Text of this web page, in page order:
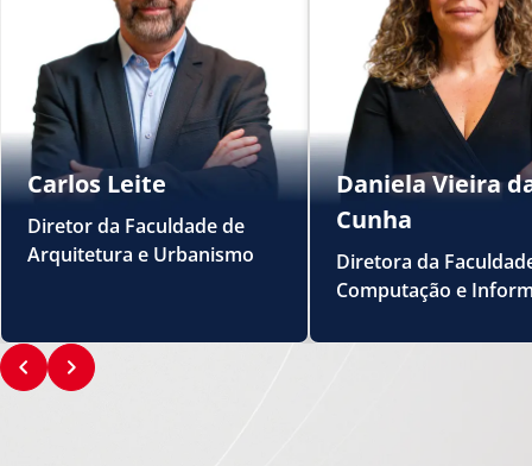
Carlos Leite
Diretor da Faculdade de
Arquitetura e Urbanismo
Daniela Vieira
Cunha
Diretora da
Computação e